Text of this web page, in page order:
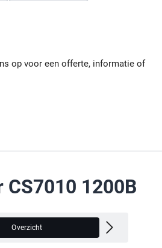
op voor een offerte, informatie of
CS7010 1200B
Overzicht